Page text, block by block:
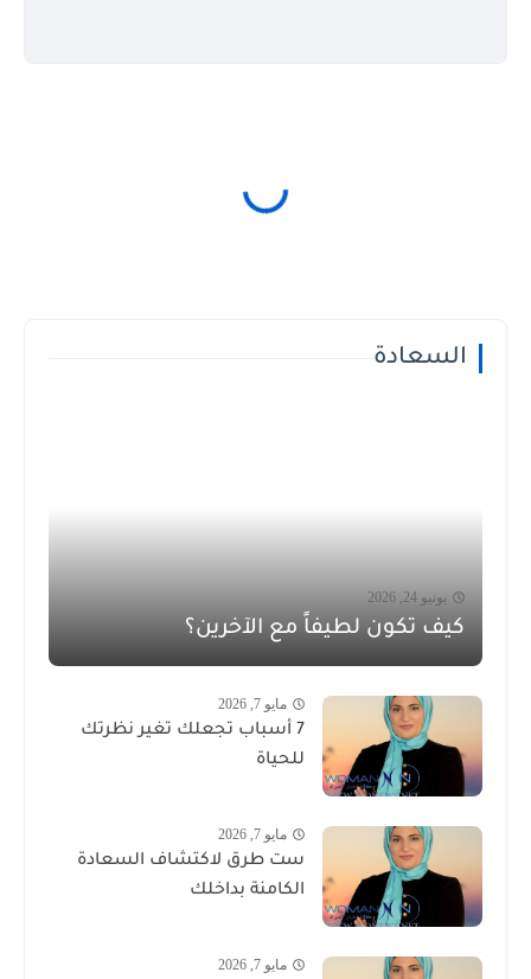
السعادة
يونيو 24, 2026
كيف تكون لطيفاً مع الآخرين؟
مايو 7, 2026
7 أسباب تجعلك تغير نظرتك
للحياة
مايو 7, 2026
ست طرق لاكتشاف السعادة
الكامنة بداخلك
مايو 7, 2026